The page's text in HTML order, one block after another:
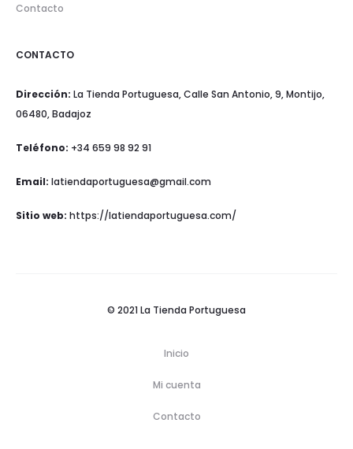
Contacto
CONTACTO
Dirección: La Tienda Portuguesa, Calle San Antonio, 9, Montijo,
06480, Badajoz
Teléfono: +34 659 98 92 91
Email: latiendaportuguesa@gmail.com
Sitio web: https://latiendaportuguesa.com/
© 2021 La Tienda Portuguesa
Inicio
Mi cuenta
Contacto